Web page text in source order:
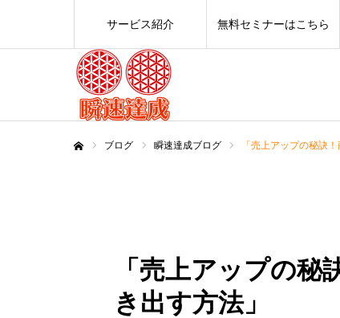
サービス紹介 無料セミナーはこちら
ブログ 瞬速達成ブログ 「売上アップの秘訣
「売上アップの秘
き出す方法」